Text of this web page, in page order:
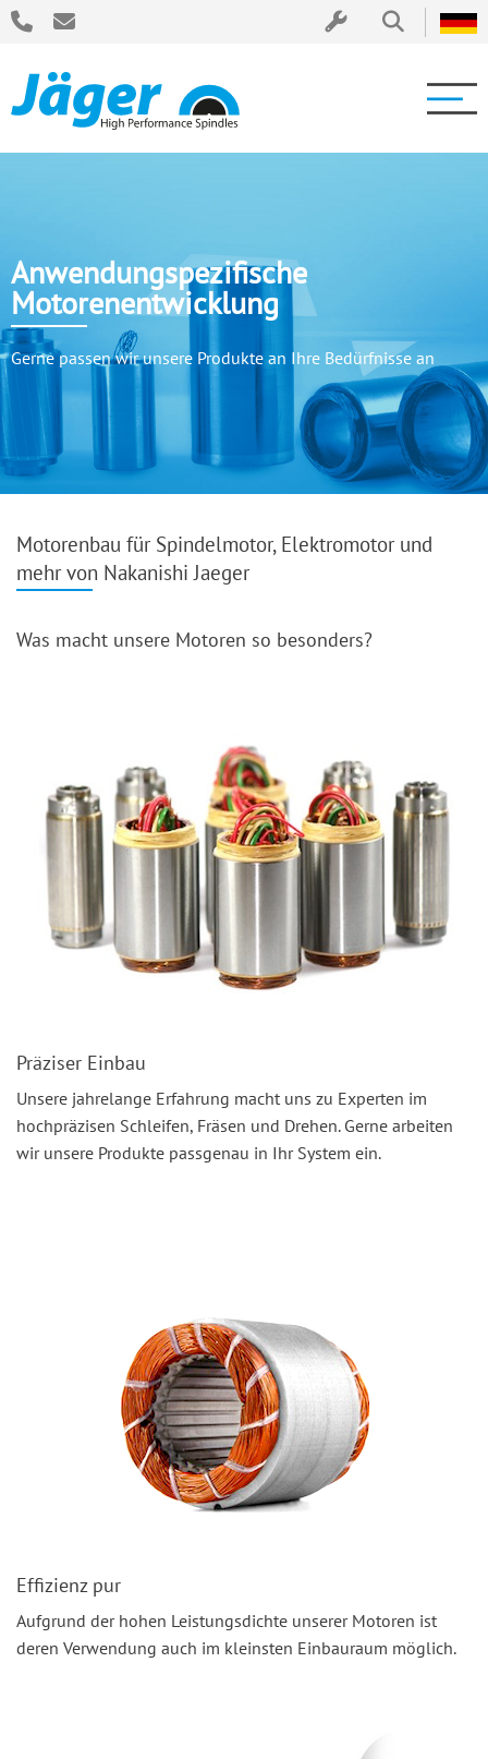
Anwendungspezifische
Motorenentwicklung
Gerne passen wir unsere Produkte an Ihre Bedürfnisse an
Motorenbau für Spindelmotor, Elektromotor und
mehr von Nakanishi Jaeger
Was macht unsere Motoren so besonders?
Präziser Einbau
Unsere jahrelange Erfahrung macht uns zu Experten im
hochpräzisen Schleifen, Fräsen und Drehen. Gerne arbeiten
wir unsere Produkte passgenau in Ihr System ein.
Effizienz pur
Aufgrund der hohen Leistungsdichte unserer Motoren ist
deren Verwendung auch im kleinsten Einbauraum möglich.